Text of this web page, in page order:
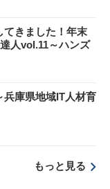
てきました！年末
人vol.11～ハンズ
兵庫県地域IT人材育
もっと見る